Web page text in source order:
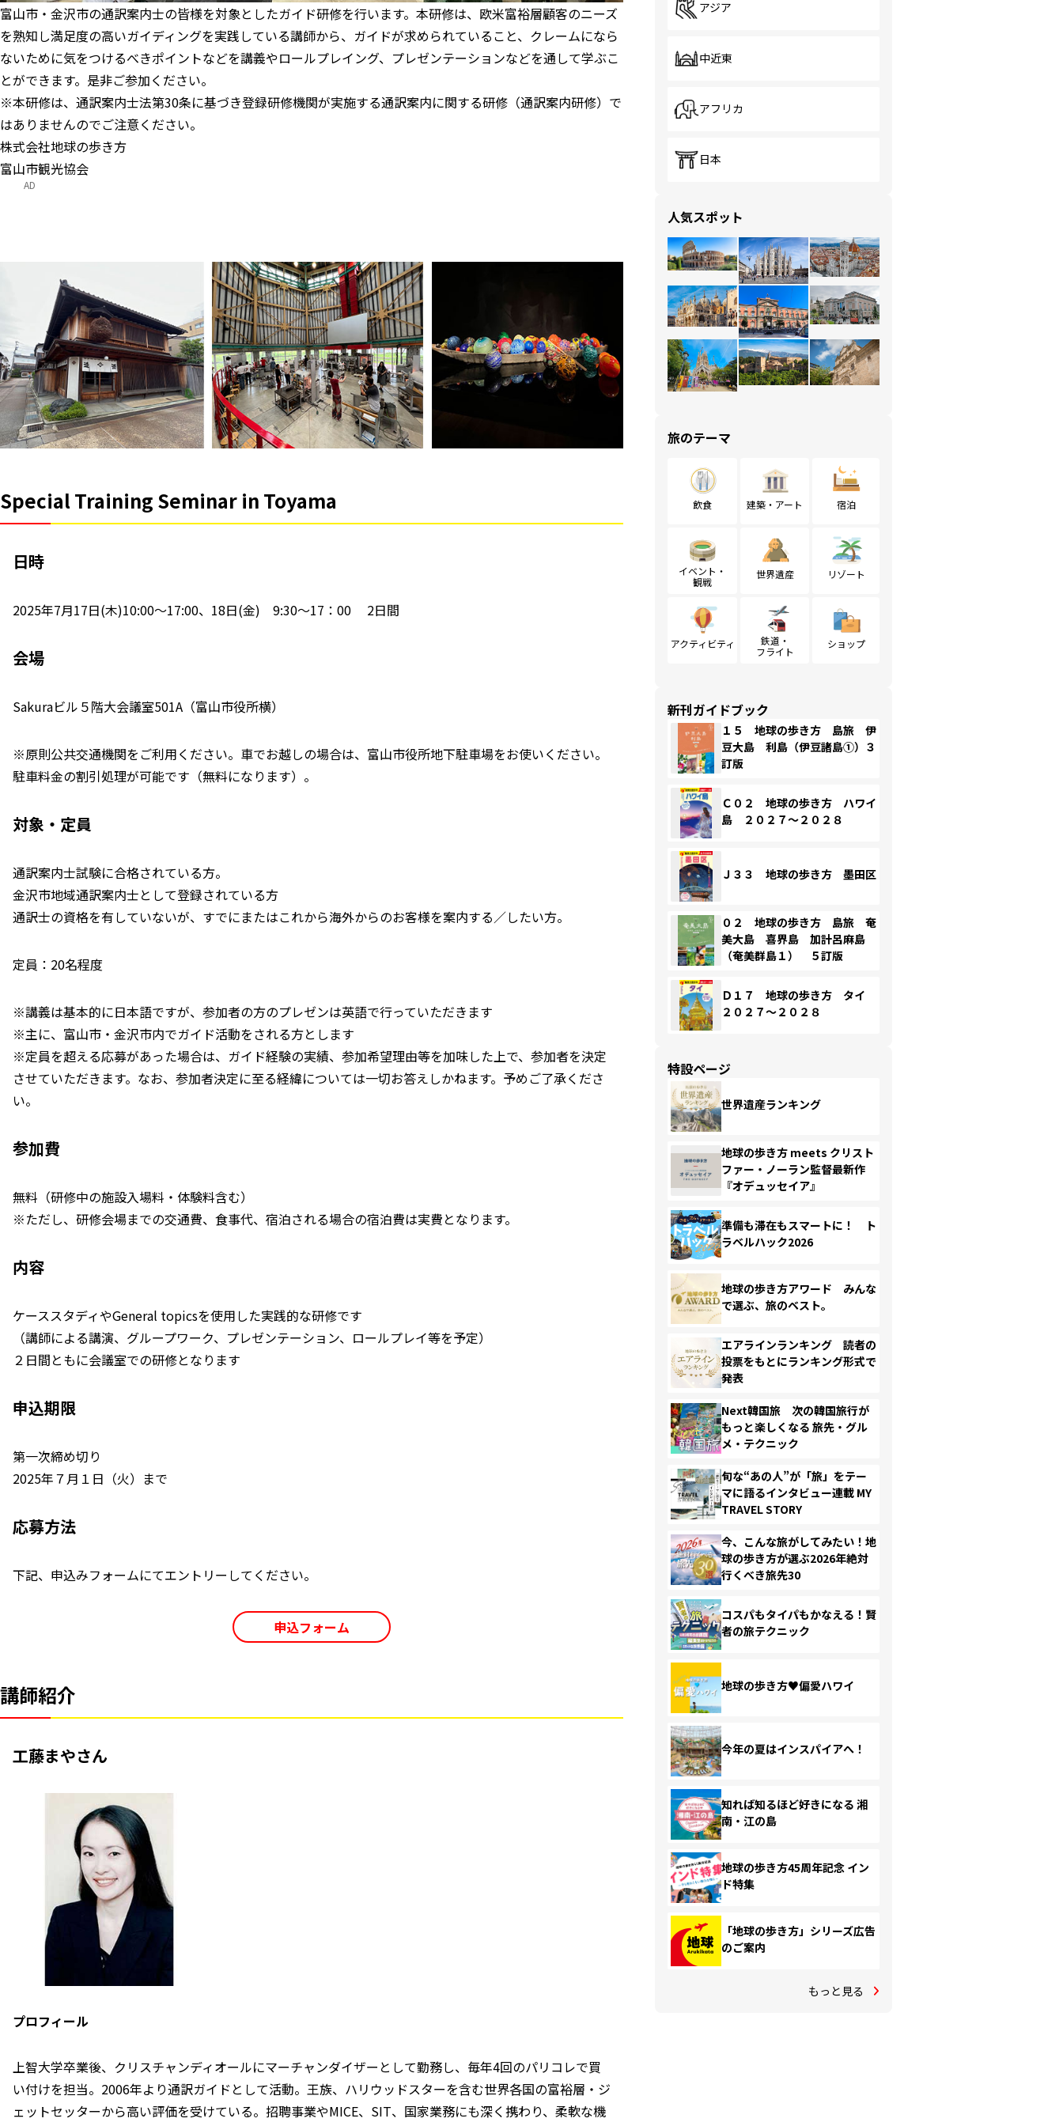
富山市・金沢市の通訳案内士の皆様を対象としたガイド研修を行います。本研修は、欧米富裕層顧客のニーズ
を熟知し満足度の高いガイディングを実践している講師から、ガイドが求められていること、クレームになら
ないために気をつけるべきポイントなどを講義やロールプレイング、プレゼンテーションなどを通して学ぶこ
とができます。是非ご参加ください。
※本研修は、通訳案内士法第30条に基づき登録研修機関が実施する通訳案内に関する研修（通訳案内研修）で
はありませんのでご注意ください。
株式会社地球の歩き方
富山市観光協会
AD
Special Training Seminar in Toyama
日時
2025年7月17日(木)10:00～17:00、18日(金) 9:30～17：00 2日間
会場
Sakuraビル５階大会議室501A（富山市役所横）
※原則公共交通機関をご利用ください。車でお越しの場合は、富山市役所地下駐車場をお使いください。
駐車料金の割引処理が可能です（無料になります）。
対象・定員
通訳案内士試験に合格されている方。
金沢市地域通訳案内士として登録されている方
通訳士の資格を有していないが、すでにまたはこれから海外からのお客様を案内する／したい方。
定員：20名程度
※講義は基本的に日本語ですが、参加者の方のプレゼンは英語で行っていただきます
※主に、富山市・金沢市内でガイド活動をされる方とします
※定員を超える応募があった場合は、ガイド経験の実績、参加希望理由等を加味した上で、参加者を決定
させていただきます。なお、参加者決定に至る経緯については一切お答えしかねます。予めご了承くださ
い。
参加費
無料（研修中の施設入場料・体験料含む）
※ただし、研修会場までの交通費、食事代、宿泊される場合の宿泊費は実費となります。
内容
ケーススタディやGeneral topicsを使用した実践的な研修です
（講師による講演、グループワーク、プレゼンテーション、ロールプレイ等を予定）
２日間ともに会議室での研修となります
申込期限
第一次締め切り
2025年７月１日（火）まで
応募方法
下記、申込みフォームにてエントリーしてください。
申込フォーム
講師紹介
工藤まやさん
プロフィール
上智大学卒業後、クリスチャンディオールにマーチャンダイザーとして勤務し、毎年4回のパリコレで買
い付けを担当。2006年より通訳ガイドとして活動。王族、ハリウッドスターを含む世界各国の富裕層・ジ
ェットセッターから高い評価を受けている。招聘事業やMICE、SIT、国家業務にも深く携わり、柔軟な機
アジア
中近東
アフリカ
日本
人気スポット
旅のテーマ
飲食 建築・アート 宿泊
イベント・
観戦
世界遺産 リゾート
アクティビティ
鉄道・
フライト
ショップ
新刊ガイドブック
１５ 地球の歩き方 島旅 伊
豆大島 利島（伊豆諸島①）３
訂版
Ｃ０２ 地球の歩き方 ハワイ
島 ２０２７～２０２８
Ｊ３３ 地球の歩き方 墨田区
０２ 地球の歩き方 島旅 奄
美大島 喜界島 加計呂麻島
（奄美群島１） ５訂版
Ｄ１７ 地球の歩き方 タイ
２０２７～２０２８
特設ページ
世界遺産ランキング
地球の歩き方 meets クリスト
ファー・ノーラン監督最新作
『オデュッセイア』
準備も滞在もスマートに！ ト
ラベルハック2026
地球の歩き方アワード みんな
で選ぶ、旅のベスト。
エアラインランキング 読者の
投票をもとにランキング形式で
発表
Next韓国旅 次の韓国旅行が
もっと楽しくなる 旅先・グル
メ・テクニック
旬な“あの人”が「旅」をテー
マに語るインタビュー連載 MY
TRAVEL STORY
今、こんな旅がしてみたい！地
球の歩き方が選ぶ2026年絶対
行くべき旅先30
コスパもタイパもかなえる！賢
者の旅テクニック
地球の歩き方♥偏愛ハワイ
今年の夏はインスパイアへ！
知れば知るほど好きになる 湘
南・江の島
地球の歩き方45周年記念 イン
ド特集
「地球の歩き方」シリーズ広告
のご案内
もっと見る